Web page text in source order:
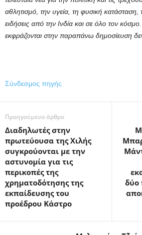
αθλητισμό, την υγεία, τη φυσική
ειδήσεις από την Ινδία και σε όλο τον
εκφράζονται στην παραπάνω δημοσίευση δεν
Σύνδεσμος πηγής
Προηγούμενο άρθρο
Διαδηλωτές στην
πρωτεύουσα της Χιλής
συγκρούονται με την
αστυνομία για τις
περικοπές της
χρηματοδότησης της
εκπαίδευσης του
προέδρου Κάστρο
δύο